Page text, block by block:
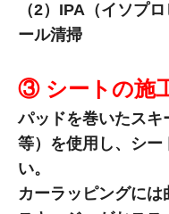
（2）IPA（イソプ
ール清掃
③ シートの施
パッドを巻いたス
等）を使用し、シー
い。
カーラッピングに